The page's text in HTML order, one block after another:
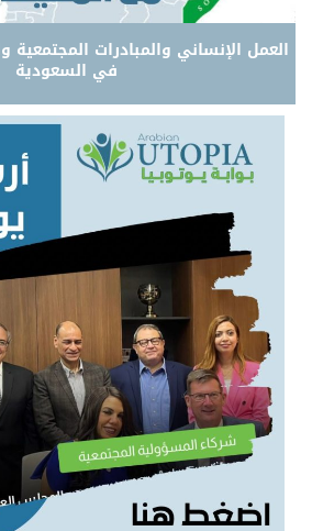
العمل الإنساني والمبادرات المجتمعية
في السعودية